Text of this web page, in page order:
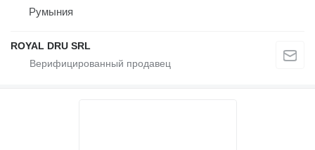
Румыния
ROYAL DRU SRL